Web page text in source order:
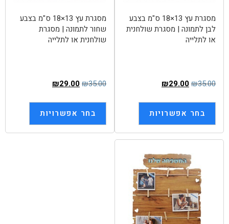
מסגרת עץ 13×18 ס"מ בצבע
לבן לתמונה | מסגרת שולחנית
או לתלייה
₪35.00
₪29.00
בחר אפשרויות
מסגרת עץ 13×18 ס"מ בצבע
שחור לתמונה | מסגרת
שולחנית או לתלייה
₪35.00
₪29.00
בחר אפשרויות